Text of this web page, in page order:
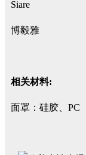
Siare
博毅雅
相关材料:
面罩：硅胶、PC